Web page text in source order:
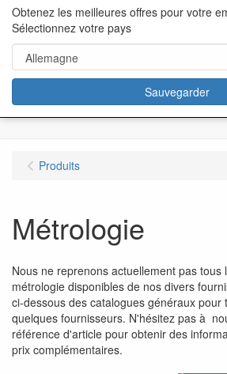
content="18/11/2025″/>
Produits
Métrologie
Nous ne reprenons actuellement pas tous
métrologie disponibles de nos divers
ci-dessous des catalogues généraux pour
quelques fournisseurs. N'hésitez pas à
référence d'article pour obtenir des
prix complémentaires.
Obtenez les meilleures offres pour votre
Sélectionnez votre pays
Sauvegarder